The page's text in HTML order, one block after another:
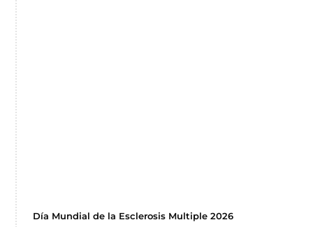
Día Mundial de la Esclerosis Multiple 2026